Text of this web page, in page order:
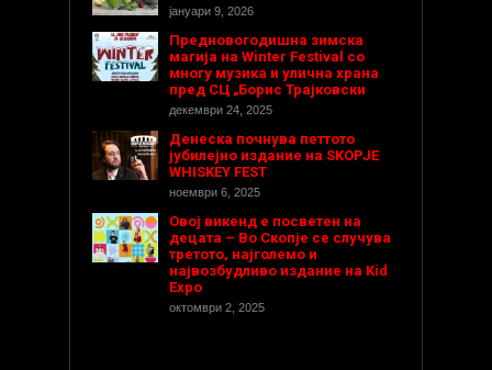
јануари 9, 2026
Предновогодишнa зимска
магија на Winter Festival со
многу музика и улична храна
пред СЦ „Борис Трајковски
декември 24, 2025
Денеска почнува петтото
јубилејно издание на SKOPJE
WHISKEY FEST
ноември 6, 2025
Овој викенд е посветен на
децата – Во Скопје се случува
третото, најголемо и
највозбудливо издание на Kid
Expo
октомври 2, 2025